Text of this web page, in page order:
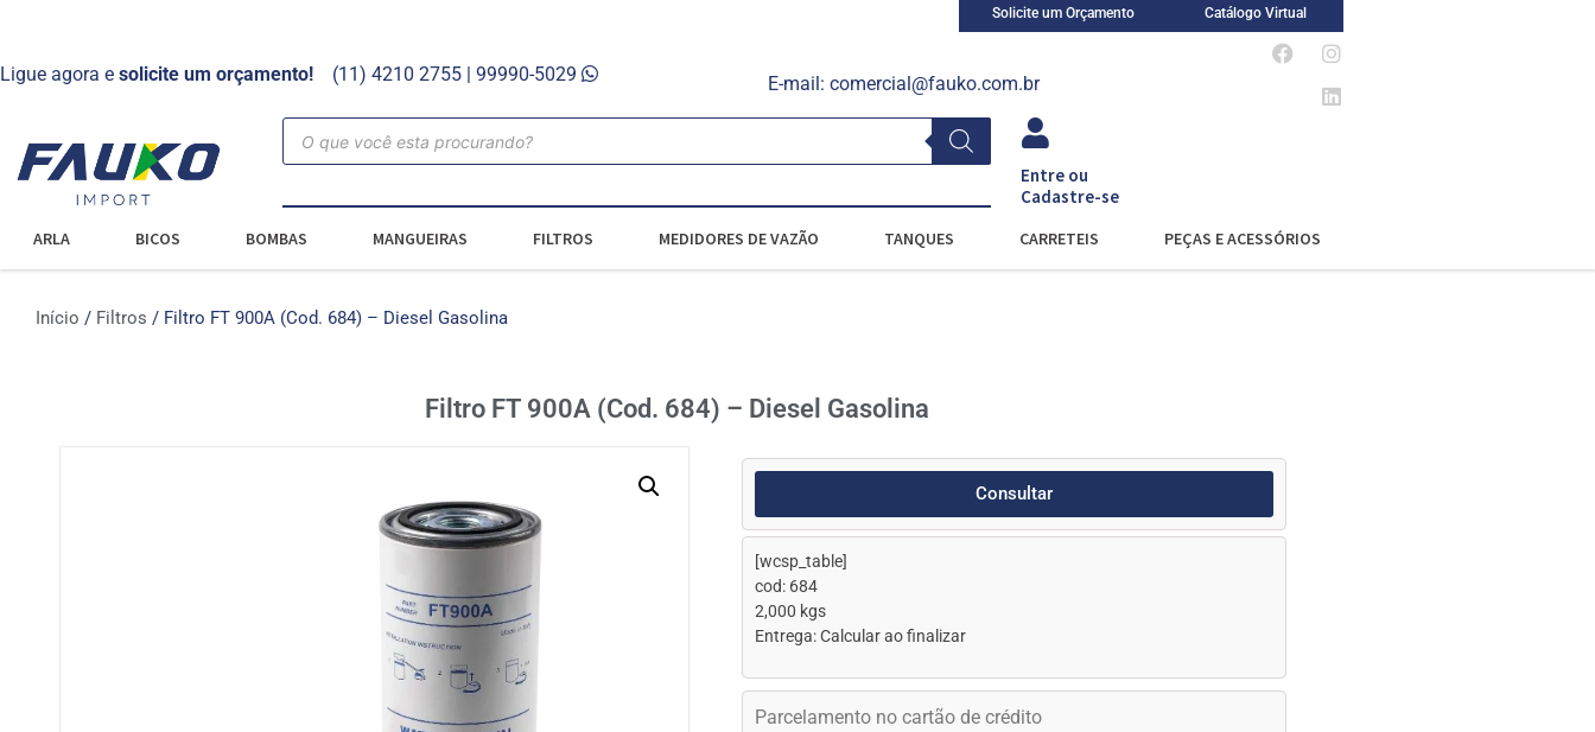
Solicite um Orçamento Catálogo Virtual
Ligue agora e solicite um orçamento! (11) 4210 2755 | 99990-5029 E-mail: comercial@fauko.com.br
Entre ou
Cadastre-se
ARLA BICOS BOMBAS MANGUEIRAS FILTROS MEDIDORES DE VAZÃO TANQUES CARRETEIS PEÇAS E ACESSÓRIOS
Início / Filtros / Filtro FT 900A (Cod. 684) – Diesel Gasolina
Filtro FT 900A (Cod. 684) – Diesel Gasolina
Consultar
[wcsp_table]
cod: 684
2,000 kgs
Entrega: Calcular ao finalizar
Parcelamento no cartão de crédito